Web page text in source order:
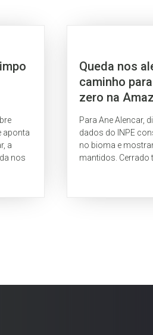
aponta
a
nos
Queda nos
caminho
zero na
Para Ane Alencar,
dados do INPE
no bioma e
mantidos. Cerrado